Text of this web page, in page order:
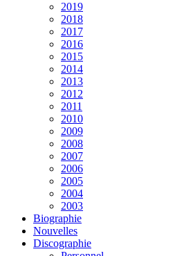
2019
2018
2017
2016
2015
2014
2013
2012
2011
2010
2009
2008
2007
2006
2005
2004
2003
Biographie
Nouvelles
Discographie